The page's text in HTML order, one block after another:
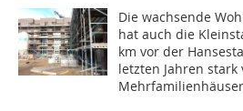
Die wachsende
hat auch die
km vor der
letzten Jahren